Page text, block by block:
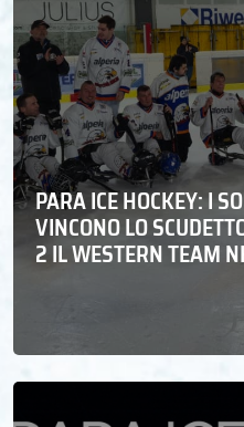
PARA ICE HOCKEY: I
VINCONO LO
2 IL WESTERN TEAM